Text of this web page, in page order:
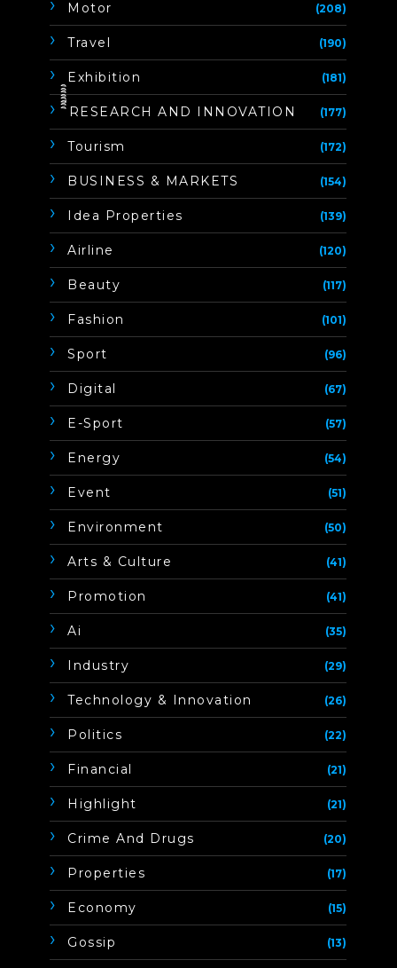
Motor (208)
Travel (190)
Exhibition (181)
ิิีิิิิิRESEARCH AND INNOVATION (177)
Tourism (172)
BUSINESS & MARKETS (154)
Idea Properties (139)
Airline (120)
Beauty (117)
Fashion (101)
Sport (96)
Digital (67)
E-Sport (57)
Energy (54)
Event (51)
Environment (50)
Arts & Culture (41)
Promotion (41)
Ai (35)
Industry (29)
Technology & Innovation (26)
Politics (22)
Financial (21)
Highlight (21)
Crime And Drugs (20)
Properties (17)
Economy (15)
Gossip (13)